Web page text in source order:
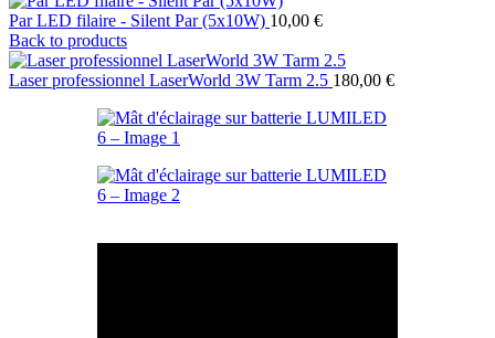
Par LED filaire - Silent Par (5x10W) 10,00 €
Back to products
Laser professionnel LaserWorld 3W Tarm 2.5 180,00 €